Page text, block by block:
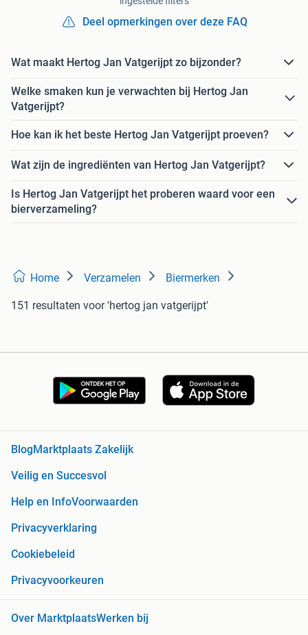
Deel opmerkingen over deze FAQ
Wat maakt Hertog Jan Vatgerijpt zo bijzonder?
Welke smaken kun je verwachten bij Hertog Jan
Vatgerijpt?
Hoe kan ik het beste Hertog Jan Vatgerijpt proeven?
Wat zijn de ingrediënten van Hertog Jan Vatgerijpt?
Is Hertog Jan Vatgerijpt het proberen waard voor een
bierverzameling?
Home Verzamelen Biermerken
151 resultaten voor 'hertog jan vatgerijpt'
BlogMarktplaats Zakelijk
Veilig en Succesvol
Help en InfoVoorwaarden
Privacyverklaring
Cookiebeleid
Privacyvoorkeuren
Over MarktplaatsWerken bij